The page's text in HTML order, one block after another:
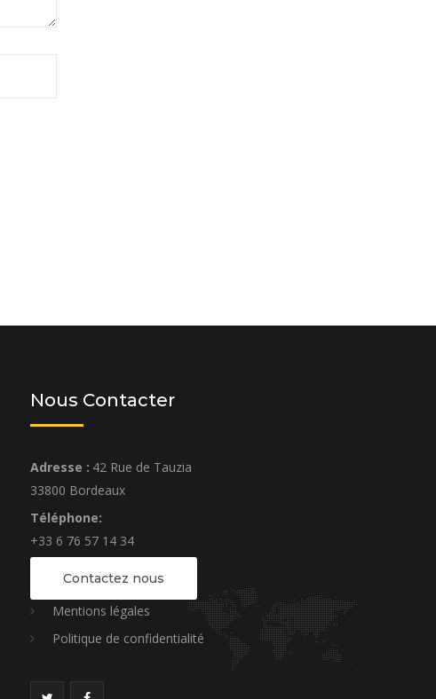
Nous Contacter
Adresse : 42 Rue de Tauzia
33800 Bordeaux
Téléphone:
+33 6 76 57 14 34
Contactez nous
Mentions légales
Politique de confidentialité